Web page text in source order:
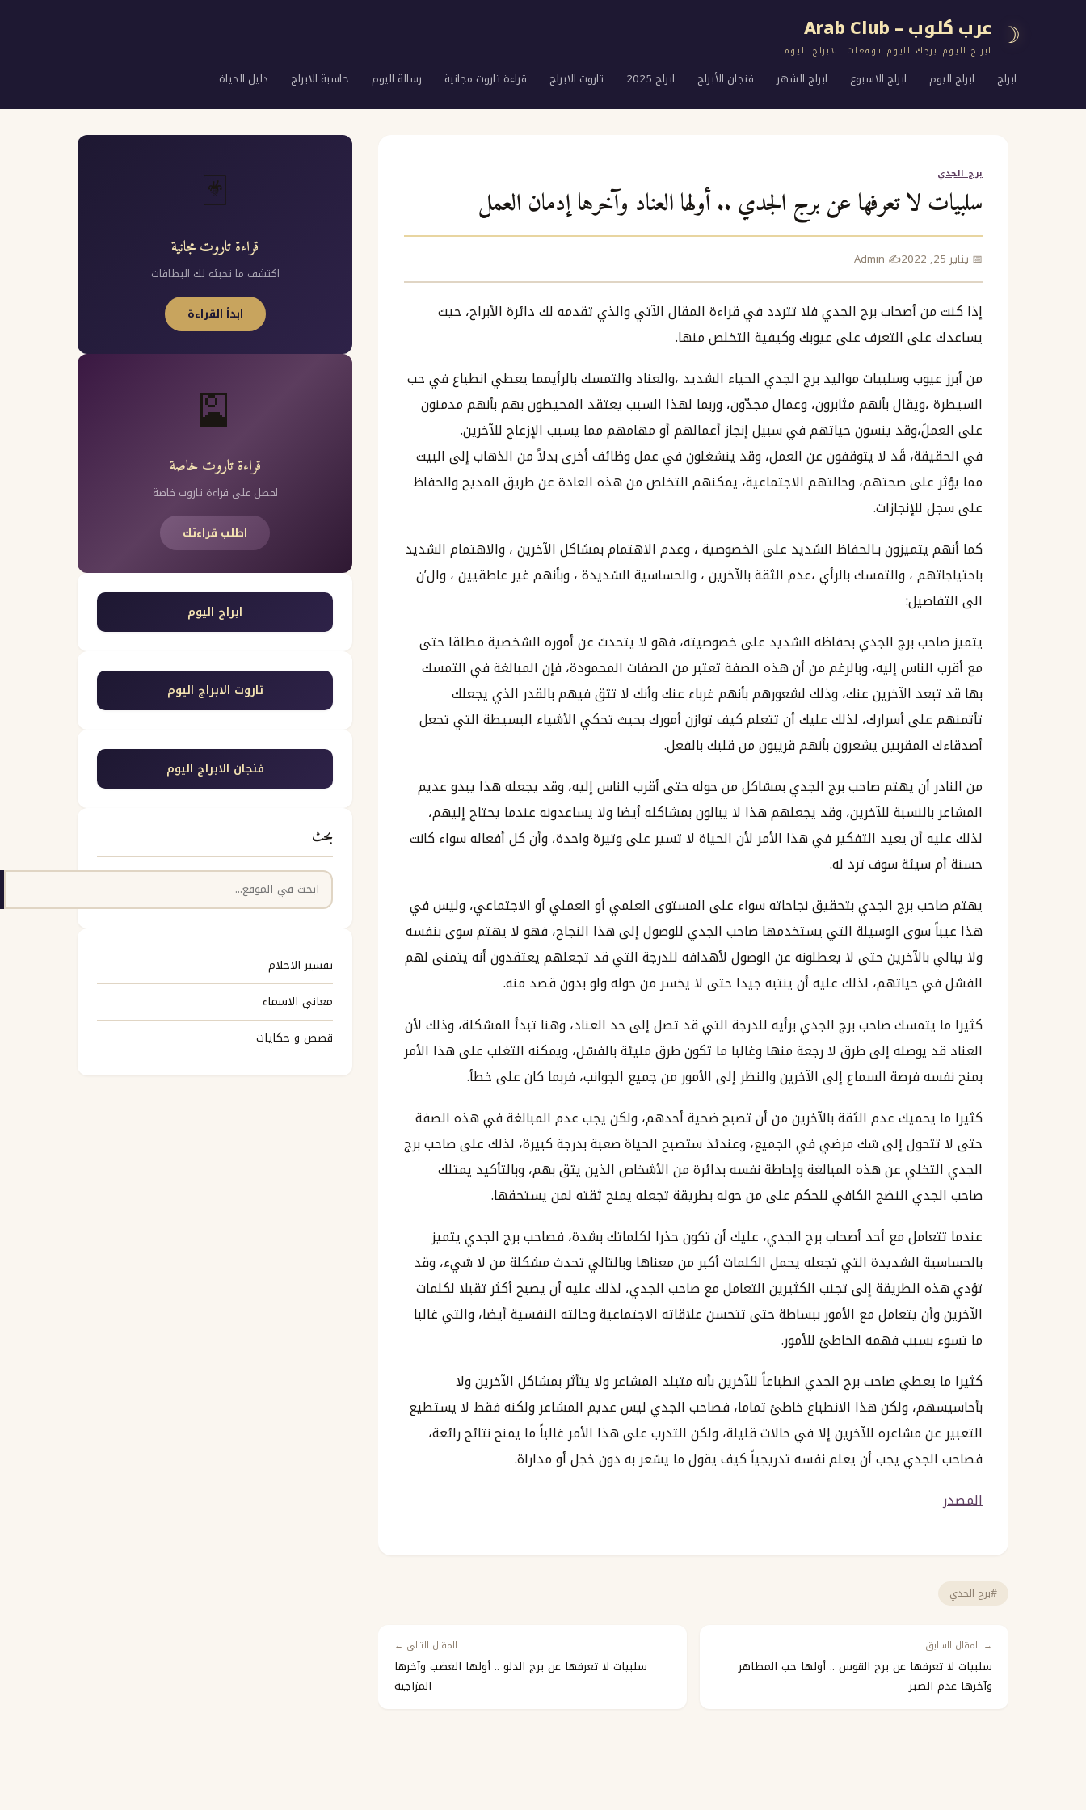
☽ عرب كلوب – Arab Club
ابراج اليوم برجك اليوم توقعات الابراج اليوم
ابراج ابراج اليوم ابراج الاسبوع ابراج الشهر فنجان الأبراج ابراج 2025 تاروت الابراج قراءة تاروت مجانية رسالة اليوم حاسبة الابراج دليل الحياة
برج الجدي
سلبيات لا تعرفها عن برج الجدي .. أولها العناد وآخرها إدمان العمل
📅 يناير 25, 2022 ✍️ Admin
إذا كنت من أصحاب برج الجدي فلا تتردد في قراءة المقال الآتي والذي تقدمه لك دائرة الأبراج، حيث
يساعدك على التعرف على عيوبك وكيفية التخلص منها.
من أبرز عيوب وسلبيات مواليد برج الجدي الحياء الشديد ،والعناد والتمسك بالرأيمما يعطي انطباع في حب
السيطرة ،ويقال بأنهم مثابرون، وعمال مجدّون، وربما لهذا السبب يعتقد المحيطون بهم بأنهم مدمنون
على العملَ،وقد ينسون حياتهم في سبيل إنجاز أعمالهم أو مهامهم مما يسبب الإزعاج للآخرين.
في الحقيقة، قَد لا يتوقفون عن العمل، وقد ينشغلون في عمل وظائف أخرى بدلاً من الذهاب إلى البيت
مما يؤثر على صحتهم، وحالتهم الاجتماعية، يمكنهم التخلص من هذه العادة عن طريق المديح والحفاظ
على سجل للإنجازات.
كما أنهم يتميزون بـالحفاظ الشديد على الخصوصية ، وعدم الاهتمام بمشاكل الآخرين ، والاهتمام الشديد
باحتياجاتهم ، والتمسك بالرأي ،عدم الثقة بالآخرين ، والحساسية الشديدة ، وبأنهم غير عاطقيين ، وال’ن
الى التفاصيل:
يتميز صاحب برج الجدي بحفاظه الشديد على خصوصيته، فهو لا يتحدث عن أموره الشخصية مطلقا حتى
مع أقرب الناس إليه، وبالرغم من أن هذه الصفة تعتبر من الصفات المحمودة، فإن المبالغة في التمسك
بها قد تبعد الآخرين عنك، وذلك لشعورهم بأنهم غرباء عنك وأنك لا تثق فيهم بالقدر الذي يجعلك
تأتمنهم على أسرارك، لذلك عليك أن تتعلم كيف توازن أمورك بحيث تحكي الأشياء البسيطة التي تجعل
أصدقاءك المقربين يشعرون بأنهم قريبون من قلبك بالفعل.
من النادر أن يهتم صاحب برج الجدي بمشاكل من حوله حتى أقرب الناس إليه، وقد يجعله هذا يبدو عديم
المشاعر بالنسبة للآخرين، وقد يجعلهم هذا لا يبالون بمشاكله أيضا ولا يساعدونه عندما يحتاج إليهم،
لذلك عليه أن يعيد التفكير في هذا الأمر لأن الحياة لا تسير على وتيرة واحدة، وأن كل أفعاله سواء كانت
حسنة أم سيئة سوف ترد له.
يهتم صاحب برج الجدي بتحقيق نجاحاته سواء على المستوى العلمي أو العملي أو الاجتماعي، وليس في
هذا عيباً سوى الوسيلة التي يستخدمها صاحب الجدي للوصول إلى هذا النجاح، فهو لا يهتم سوى بنفسه
ولا يبالي بالآخرين حتى لا يعطلونه عن الوصول لأهدافه للدرجة التي قد تجعلهم يعتقدون أنه يتمنى لهم
الفشل في حياتهم، لذلك عليه أن ينتبه جيدا حتى لا يخسر من حوله ولو بدون قصد منه.
كثيرا ما يتمسك صاحب برج الجدي برأيه للدرجة التي قد تصل إلى حد العناد، وهنا تبدأ المشكلة، وذلك لأن
العناد قد يوصله إلى طرق لا رجعة منها وغالبا ما تكون طرق مليئة بالفشل، ويمكنه التغلب على هذا الأمر
بمنح نفسه فرصة السماع إلى الآخرين والنظر إلى الأمور من جميع الجوانب، فربما كان على خطأ.
كثيرا ما يحميك عدم الثقة بالآخرين من أن تصبح ضحية أحدهم، ولكن يجب عدم المبالغة في هذه الصفة
حتى لا تتحول إلى شك مرضي في الجميع، وعندئذ ستصبح الحياة صعبة بدرجة كبيرة، لذلك على صاحب برج
الجدي التخلي عن هذه المبالغة وإحاطة نفسه بدائرة من الأشخاص الذين يثق بهم، وبالتأكيد يمتلك
صاحب الجدي النضج الكافي للحكم على من حوله بطريقة تجعله يمنح ثقته لمن يستحقها.
عندما تتعامل مع أحد أصحاب برج الجدي، عليك أن تكون حذرا لكلماتك بشدة، فصاحب برج الجدي يتميز
بالحساسية الشديدة التي تجعله يحمل الكلمات أكبر من معناها وبالتالي تحدث مشكلة من لا شيء، وقد
تؤدي هذه الطريقة إلى تجنب الكثيرين التعامل مع صاحب الجدي، لذلك عليه أن يصبح أكثر تقبلا لكلمات
الآخرين وأن يتعامل مع الأمور ببساطة حتى تتحسن علاقاته الاجتماعية وحالته النفسية أيضا، والتي غالبا
ما تسوء بسبب فهمه الخاطئ للأمور.
كثيرا ما يعطي صاحب برج الجدي انطباعاً للآخرين بأنه متبلد المشاعر ولا يتأثر بمشاكل الآخرين ولا
بأحاسيسهم، ولكن هذا الانطباع خاطئ تماما، فصاحب الجدي ليس عديم المشاعر ولكنه فقط لا يستطيع
التعبير عن مشاعره للآخرين إلا في حالات قليلة، ولكن التدرب على هذا الأمر غالباً ما يمنح نتائج رائعة،
فصاحب الجدي يجب أن يعلم نفسه تدريجياً كيف يقول ما يشعر به دون خجل أو مداراة.
المصدر
#برج الجدي
→ المقال السابق
سلبيات لا تعرفها عن برج القوس .. أولها حب المظاهر
وآخرها عدم الصبر
المقال التالي ←
سلبيات لا تعرفها عن برج الدلو .. أولها الغضب وآخرها
المزاجية
🃏
قراءة تاروت مجانية
اكتشف ما تخبئه لك البطاقات
ابدأ القراءة
🎴
قراءة تاروت خاصة
احصل على قراءة تاروت خاصة
اطلب قراءتك
ابراج اليوم
تاروت الابراج اليوم
فنجان الابراج اليوم
بحث
البحث
تفسير الاحلام
معاني الاسماء
قصص و حكايات